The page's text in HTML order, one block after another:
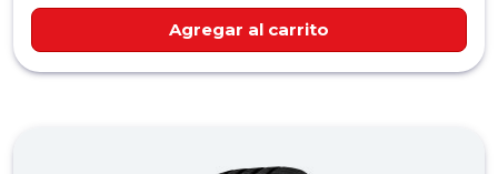
Agregar al carrito